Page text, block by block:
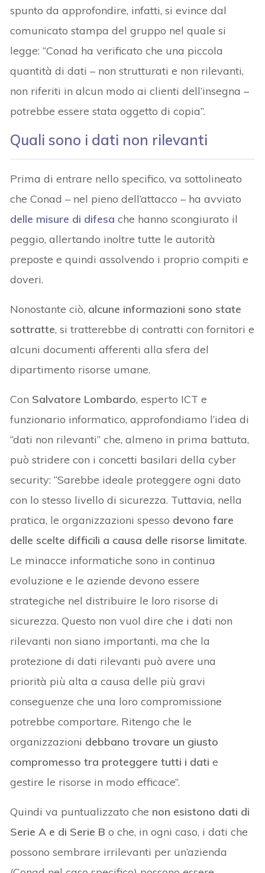
spunto da approfondire, infatti, si evince dal
comunicato stampa del gruppo nel quale si
legge: “Conad ha verificato che una piccola
quantità di dati – non strutturati e non rilevanti,
non riferiti in alcun modo ai clienti dell’insegna –
potrebbe essere stata oggetto di copia”.
Quali sono i dati non rilevanti
Prima di entrare nello specifico, va sottolineato
che Conad – nel pieno dell’attacco – ha avviato
delle misure di difesa che hanno scongiurato il
peggio, allertando inoltre tutte le autorità
preposte e quindi assolvendo i proprio compiti e
doveri.
Nonostante ciò, alcune informazioni sono state
sottratte, si tratterebbe di contratti con fornitori e
alcuni documenti afferenti alla sfera del
dipartimento risorse umane.
Con Salvatore Lombardo, esperto ICT e
funzionario informatico, approfondiamo l’idea di
“dati non rilevanti” che, almeno in prima battuta,
può stridere con i concetti basilari della cyber
security: “Sarebbe ideale proteggere ogni dato
con lo stesso livello di sicurezza. Tuttavia, nella
pratica, le organizzazioni spesso devono fare
delle scelte difficili a causa delle risorse limitate.
Le minacce informatiche sono in continua
evoluzione e le aziende devono essere
strategiche nel distribuire le loro risorse di
sicurezza. Questo non vuol dire che i dati non
rilevanti non siano importanti, ma che la
protezione di dati rilevanti può avere una
priorità più alta a causa delle più gravi
conseguenze che una loro compromissione
potrebbe comportare. Ritengo che le
organizzazioni debbano trovare un giusto
compromesso tra proteggere tutti i dati e
gestire le risorse in modo efficace”.
Quindi va puntualizzato che non esistono dati di
Serie A e di Serie Bo che, in ogni caso, i dati che
possono sembrare irrilevanti per un’azienda